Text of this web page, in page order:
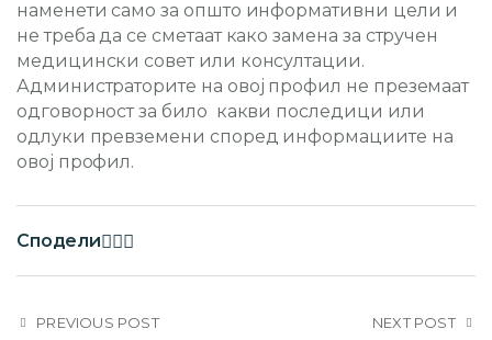
наменети само за општо информативни цели и
не треба да се сметаат како замена за стручен
медицински совет или консултации.
Администраторите на овој профил не преземаат
одговорност за било какви последици или
одлуки превземени според информациите на
овој профил.
Сподели
PREVIOUS POST NEXT POST